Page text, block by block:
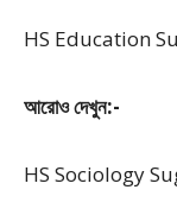
HS Education
আরোও দেখুন:-
HS Sociology